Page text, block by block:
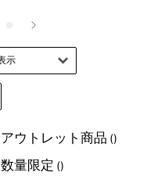
アウトレット商品 ()
数量限定 ()